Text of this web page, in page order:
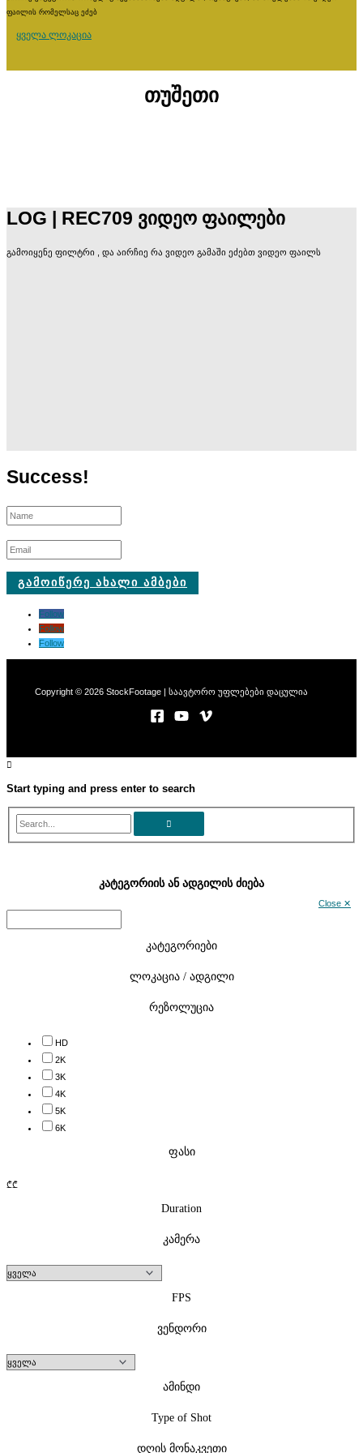
ფაილის რომელსაც ეძებ
ყველა ლოკაცია
თუშეთი
ბათუმი
LOG | REC709 ვიდეო ფაილები
გამოიყენე ფილტრი , და აირჩიე რა ვიდეო გამაში ეძებთ ვიდეო ფაილს
Success!
ᲒᲐᲛᲝᲘᲬᲔᲠᲔ ᲐᲮᲐᲚᲘ ᲐᲛᲑᲔᲑᲘ
Follow
Follow
Follow
Copyright © 2026 StockFootage | საავტორო უფლებები დაცულია
Start typing and press enter to search
Search...
Close ✕
კატეგორიის ან ადგილის ძიება
კატეგორიები
ლოკაცია / ადგილი
რეზოლუცია
HD
2K
3K
4K
5K
6K
ფასი
₾₾
Duration
კამერა
FPS
ვენდორი
ამინდი
Type of Shot
დღის მონაკვეთი